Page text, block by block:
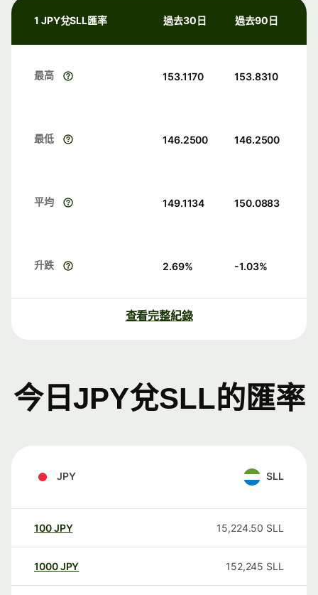
1 JPY兌SLL匯率 過去30日 過去90日
最高 153.1170 153.8310
最低 146.2500 146.2500
平均 149.1134 150.0883
升跌 2.69% -1.03%
查看完整紀錄
今日JPY兌SLL的匯率
JPY SLL
100JPY 15,224.50 SLL
1000JPY 152,245 SLL